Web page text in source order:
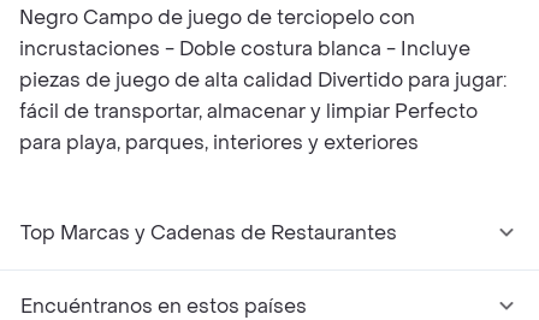
Negro Campo de juego de terciopelo con
incrustaciones - Doble costura blanca - Incluye
piezas de juego de alta calidad Divertido para jugar:
fácil de transportar, almacenar y limpiar Perfecto
para playa, parques, interiores y exteriores
Top Marcas y Cadenas de Restaurantes
Encuéntranos en estos países